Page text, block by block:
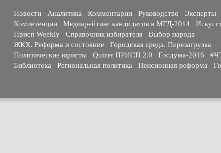
Новости Аналитика Комментарии Руководство
Эксперты
Компетенции
Медиарейтинг кандидатов в МГД-2014
Присп Weekly
Справочник избирателя
Выбор народа
ЖКХ. Реформа и состояние
Городская среда. Перезагрузка
Политические юристы
Quizer ПРИСП 2.0 Госдума-2016
Библиотека
Региональная политика Пенсионная реформа